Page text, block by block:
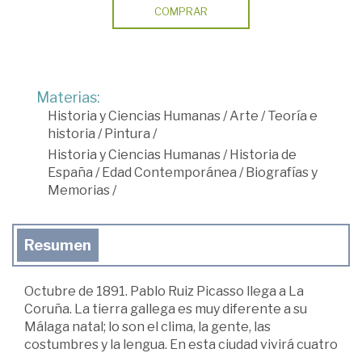
COMPRAR
Materias:
Historia y Ciencias Humanas /Arte /Teoría e
historia /Pintura /
Historia y Ciencias Humanas /Historia de
España /Edad Contemporánea /Biografías y
Memorias /
Resumen
Octubre de 1891. Pablo Ruiz Picasso llega a La
Coruña. La tierra gallega es muy diferente a su
Málaga natal; lo son el clima, la gente, las
costumbres y la lengua. En esta ciudad vivirá cuatro